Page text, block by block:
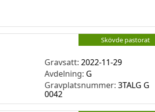
Skövde pastorat
Gravsatt:2022-11-29
Avdelning: G
Gravplatsnummer: 3TALG G
0042